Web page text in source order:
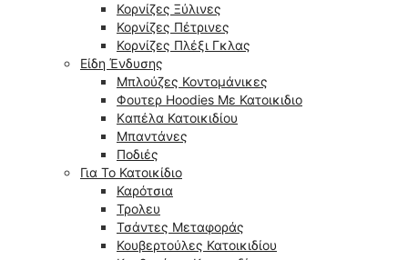
Κορνίζες Ξύλινες
Κορνίζες Πέτρινες
Κορνίζες Πλέξι Γκλας
Είδη Ένδυσης
Μπλούζες Κοντομάνικες
Φουτερ Hoodies Με Κατοικιδιο
Kαπέλα Κατοικιδίου
Μπαντάνες
Ποδιές
Για Το Κατοικίδιο
Καρότσια
Τρολευ
Τσάντες Μεταφοράς
Κουβερτούλες Κατοικιδίου